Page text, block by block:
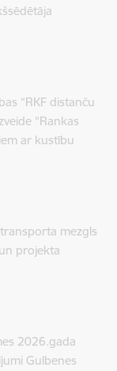
“RKF distanču
“Rankas
ar kustību
mezgls
projekta
2026.gada
Gulbenes